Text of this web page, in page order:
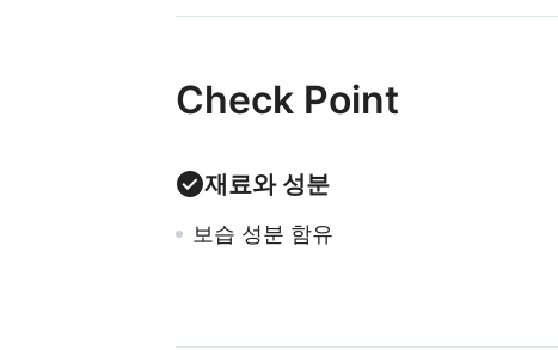
Check Point
재료와 성분
보습 성분 함유